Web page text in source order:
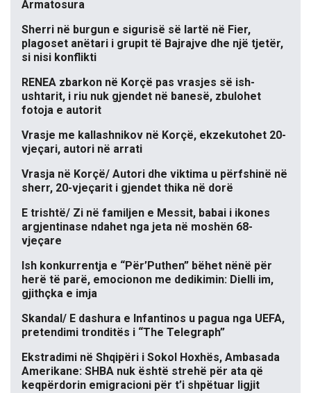
Armatosura
Sherri në burgun e sigurisë së lartë në Fier,
plagoset anëtari i grupit të Bajrajve dhe një tjetër,
si nisi konflikti
RENEA zbarkon në Korçë pas vrasjes së ish-
ushtarit, i riu nuk gjendet në banesë, zbulohet
fotoja e autorit
Vrasje me kallashnikov në Korçë, ekzekutohet 20-
vjeçari, autori në arrati
Vrasja në Korçë/ Autori dhe viktima u përfshinë në
sherr, 20-vjeçarit i gjendet thika në dorë
E trishtë/ Zi në familjen e Messit, babai i ikones
argjentinase ndahet nga jeta në moshën 68-
vjeçare
Ish konkurrentja e “Për’Puthen” bëhet nënë për
herë të parë, emocionon me dedikimin: Dielli im,
gjithçka e imja
Skandal/ E dashura e Infantinos u pagua nga UEFA,
pretendimi tronditës i “The Telegraph”
Ekstradimi në Shqipëri i Sokol Hoxhës, Ambasada
Amerikane: SHBA nuk është strehë për ata që
keqpërdorin emigracioni për t’i shpëtuar ligjit